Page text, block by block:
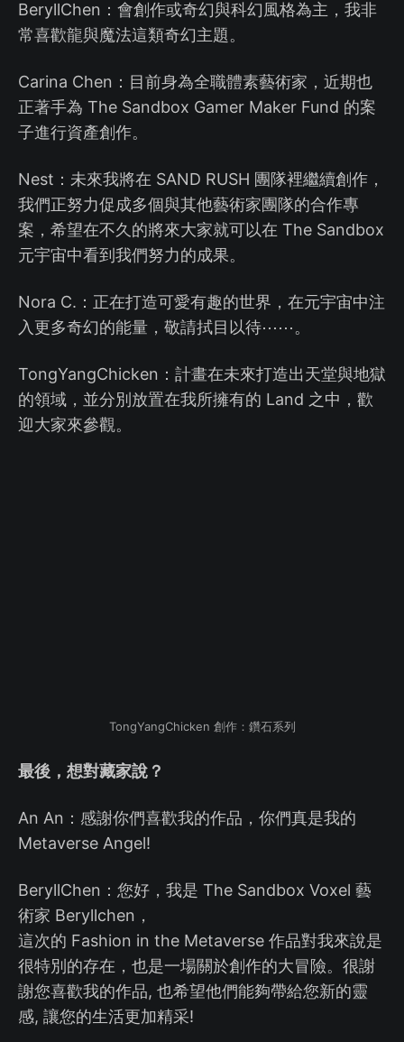
BeryllChen：會創作或奇幻與科幻風格為主，我非
常喜歡龍與魔法這類奇幻主題。
Carina Chen：目前身為全職體素藝術家，近期也
正著手為 The Sandbox Gamer Maker Fund 的案
子進行資產創作。
Nest：未來我將在 SAND RUSH 團隊裡繼續創作，
我們正努力促成多個與其他藝術家團隊的合作專
案，希望在不久的將來大家就可以在 The Sandbox
元宇宙中看到我們努力的成果。
Nora C.：正在打造可愛有趣的世界，在元宇宙中注
入更多奇幻的能量，敬請拭目以待⋯⋯。
TongYangChicken：計畫在未來打造出天堂與地獄
的領域，並分別放置在我所擁有的 Land 之中，歡
迎大家來參觀。
TongYangChicken 創作：鑽石系列
最後，想對藏家說？
An An：感謝你們喜歡我的作品，你們真是我的
Metaverse Angel!
BeryllChen：您好，我是 The Sandbox Voxel 藝
術家 Beryllchen，
這次的 Fashion in the Metaverse 作品對我來說是
很特別的存在，也是一場關於創作的大冒險。很謝
謝您喜歡我的作品, 也希望他們能夠帶給您新的靈
感, 讓您的生活更加精采!